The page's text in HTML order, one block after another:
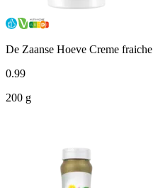
De Zaanse Hoeve Creme fraiche
0.99
200 g